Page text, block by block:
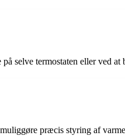
selve termostaten eller ved at
præcis styring af